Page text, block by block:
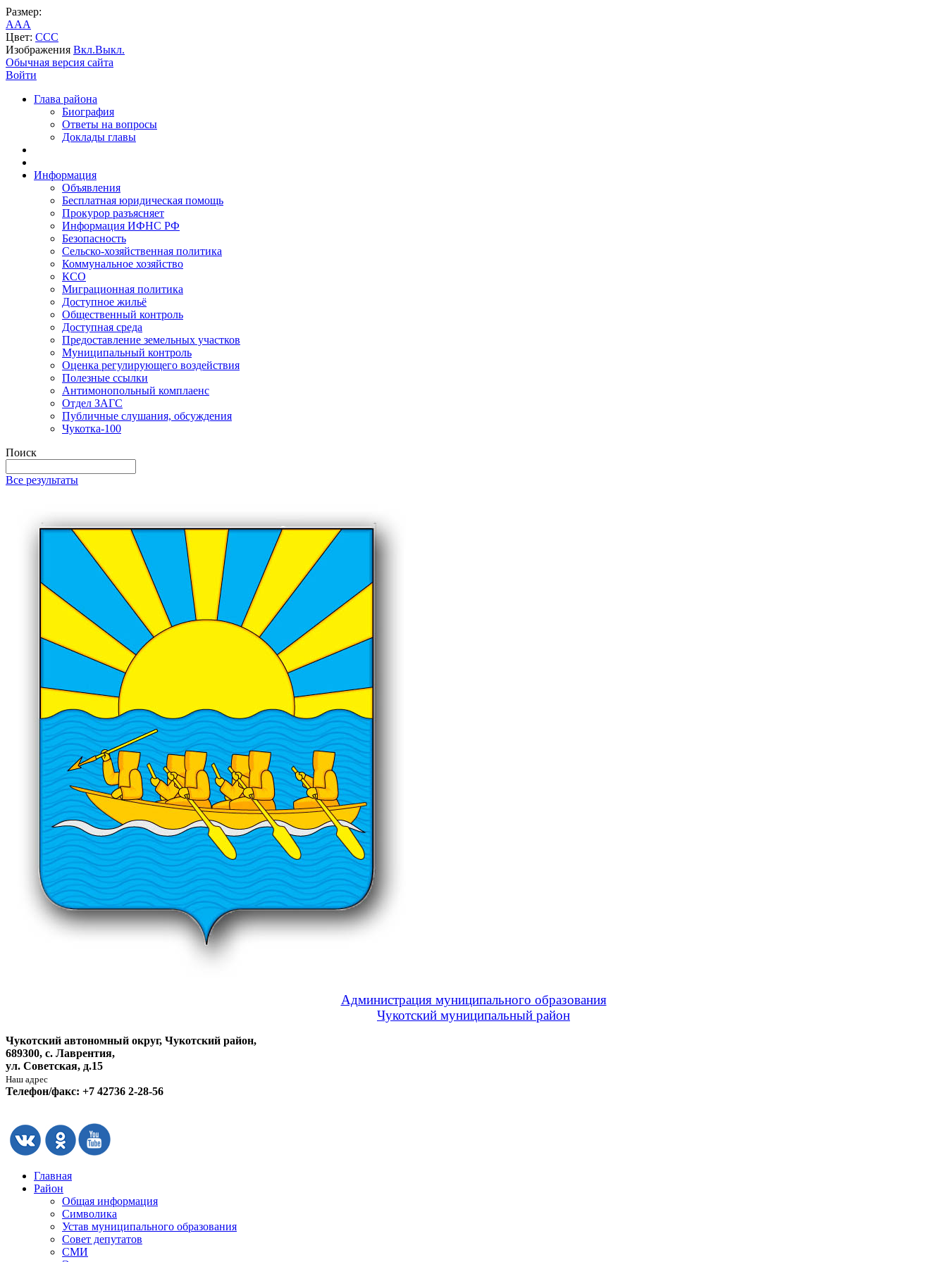
Размер:
AAA
Цвет: CCC
Изображения Вкл.Выкл.
Обычная версия сайта
Войти
Глава района
Биография
Ответы на вопросы
Доклады главы
Информация
Объявления
Бесплатная юридическая помощь
Прокурор разъясняет
Информация ИФНС РФ
Безопасность
Сельско-хозяйственная политика
Коммунальное хозяйство
КСО
Миграционная политика
Доступное жильё
Общественный контроль
Доступная среда
Предоставление земельных участков
Муниципальный контроль
Оценка регулирующего воздействия
Полезные ссылки
Антимонопольный комплаенс
Отдел ЗАГС
Публичные слушания, обсуждения
Чукотка-100
Поиск
Все результаты
Администрация муниципального образования
Чукотский муниципальный район
Чукотский автономный округ, Чукотский район,
689300, с. Лаврентия,
ул. Советская, д.15
Наш адрес
Телефон/факс: +7 42736 2-28-56
Главная
Район
Общая информация
Символика
Устав муниципального образования
Совет депутатов
СМИ